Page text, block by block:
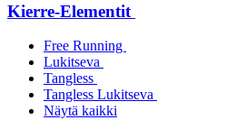
Kierre-Elementit
Free Running
Lukitseva
Tangless
Tangless Lukitseva
Näytä kaikki